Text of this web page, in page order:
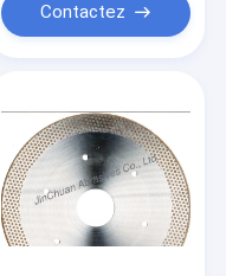
Contactez